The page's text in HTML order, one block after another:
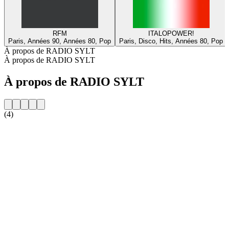
RFM
Paris, Années 90, Années 80, Pop
ITALOPOWER!
Paris, Disco, Hits, Années 80, Pop
À propos de RADIO SYLT
À propos de RADIO SYLT
À propos de RADIO SYLT
(4)